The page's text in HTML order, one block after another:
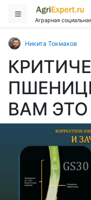
Аграрная
Никита Токмаков
ВАМ